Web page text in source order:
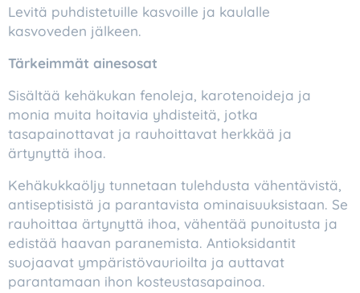
Levitä puhdistetuille kasvoille ja kaulalle
kasvoveden jälkeen.
Tärkeimmät ainesosat
Sisältää kehäkukan fenoleja, karotenoideja ja
monia muita hoitavia yhdisteitä, jotka
tasapainottavat ja rauhoittavat herkkää ja
ärtynyttä ihoa.
Kehäkukkaöljy tunnetaan tulehdusta vähentävistä,
antiseptisistä ja parantavista ominaisuuksistaan. Se
rauhoittaa ärtynyttä ihoa, vähentää punoitusta ja
edistää haavan paranemista. Antioksidantit
suojaavat ympäristövaurioilta ja auttavat
parantamaan ihon kosteustasapainoa.